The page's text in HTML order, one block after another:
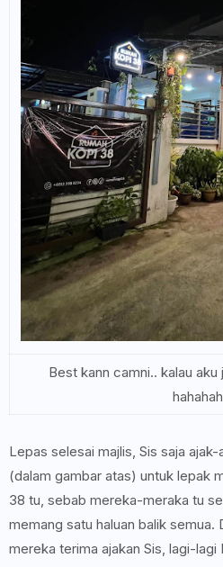
Best kann camni.. kalau aku
Lepas selesai majlis, Sis saja
(dalam gambar atas) untuk lepak
38 tu, sebab mereka-meraka tu
memang satu haluan balik semua.
mereka terima ajakan Sis, lagi-lagi